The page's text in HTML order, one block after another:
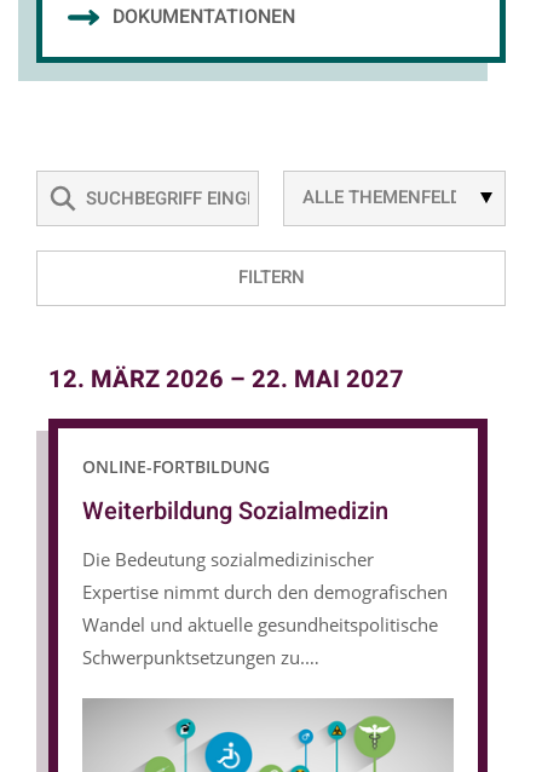
DOKUMENTATIONEN
FILTERN
12. MÄRZ 2026 – 22. MAI 2027
ONLINE-FORTBILDUNG
Weiterbildung Sozialmedizin
Die Bedeutung sozialmedizinischer
Expertise nimmt durch den demografischen
Wandel und aktuelle gesundheitspolitische
Schwerpunktsetzungen zu.
Art und Umfang gesundheitlicher
Störungen, bei denen Psychotherapie